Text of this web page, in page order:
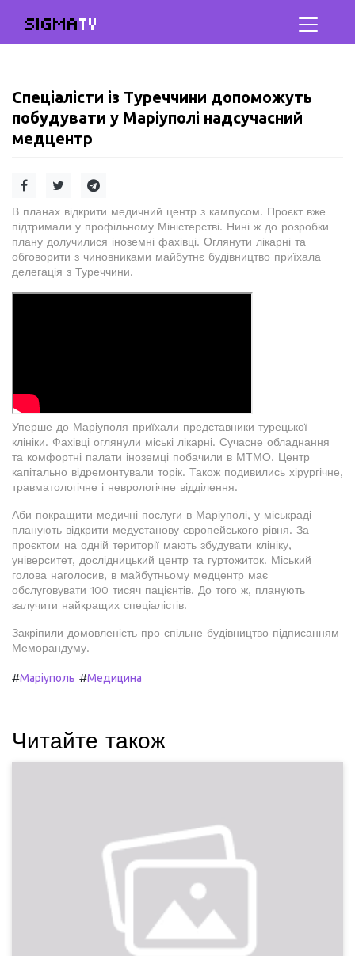
SIGMATV
Спеціалісти із Туреччини допоможуть
побудувати у Маріуполі надсучасний
медцентр
В планах відкрити медичний центр з кампусом. Проєкт вже
підтримали у профільному Міністерстві. Нині ж до розробки
плану долучилися іноземні фахівці. Оглянути лікарні та
обговорити з чиновниками майбутнє будівництво приїхала
делегація з Туреччини.
Уперше до Маріуполя приїхали представники турецької
клініки. Фахівці оглянули міські лікарні. Сучасне обладнання
та комфортні палати іноземці побачили в МТМО. Центр
капітально відремонтували торік. Також подивились хірургічне,
травматологічне і неврологічне відділення.
Аби покращити медичні послуги в Маріуполі, у міськраді
планують відкрити медустанову європейського рівня. За
проєктом на одній території мають збудувати клініку,
університет, дослідницький центр та гуртожиток. Міський
голова наголосив, в майбутньому медцентр має
обслуговувати 100 тисяч пацієнтів. До того ж, планують
залучити найкращих спеціалістів.
Закріпили домовленість про спільне будівництво підписанням
Меморандуму.
#Маріуполь #Медицина
Читайте також